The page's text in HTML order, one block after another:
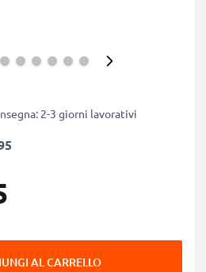
2-3 giorni lavorativi
AL CARRELLO